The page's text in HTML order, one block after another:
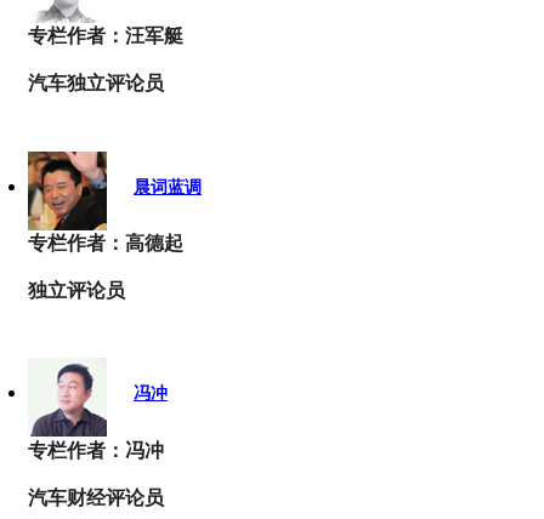
专栏作者：汪军艇
汽车独立评论员
晨词蓝调
专栏作者：高德起
独立评论员
冯冲
专栏作者：冯冲
汽车财经评论员